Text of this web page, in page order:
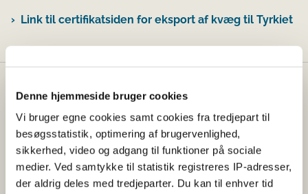
Denne hjemmeside bruger cookies
Vi bruger egne cookies samt cookies fra tredjepart til
besøgsstatistik, optimering af brugervenlighed,
sikkerhed, video og adgang til funktioner på sociale
medier. Ved samtykke til statistik registreres IP-adresser,
der aldrig deles med tredjeparter. Du kan til enhver tid
Link til certifikatsiden for eksport af kvæg til Tyrkiet
Fødevarestyrelsen
Fødevarestyrelsen er en styrelse under
Erhvervsministeriet. Styrelsen arbejder med hele
fødevarekæden fra jord til bord med fokus på
dyresundhed og sikker, sund mad. Vi står bag De
officielle Kostråd og smileykontroller, som du kender